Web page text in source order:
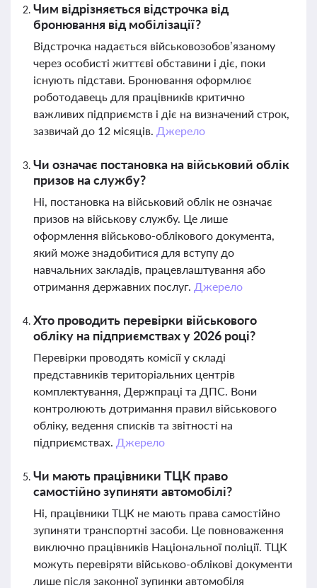
Чим відрізняється відстрочка від
бронювання від мобілізації?
Відстрочка надається військовозобов’язаному
через особисті життєві обставини і діє, поки
існують підстави. Бронювання оформлює
роботодавець для працівників критично
важливих підприємств і діє на визначений строк,
зазвичай до 12 місяців. Джерело
Чи означає постановка на військовий облік
призов на службу?
Ні, постановка на військовий облік не означає
призов на військову службу. Це лише
оформлення військово-облікового документа,
який може знадобитися для вступу до
навчальних закладів, працевлаштування або
отримання державних послуг. Джерело
Хто проводить перевірки військового
обліку на підприємствах у 2026 році?
Перевірки проводять комісії у складі
представників територіальних центрів
комплектування, Держпраці та ДПС. Вони
контролюють дотримання правил військового
обліку, ведення списків та звітності на
підприємствах. Джерело
Чи мають працівники ТЦК право
самостійно зупиняти автомобілі?
Ні, працівники ТЦК не мають права самостійно
зупиняти транспортні засоби. Це повноваження
виключно працівників Національної поліції. ТЦК
можуть перевіряти військово-облікові документи
лише після законної зупинки автомобіля